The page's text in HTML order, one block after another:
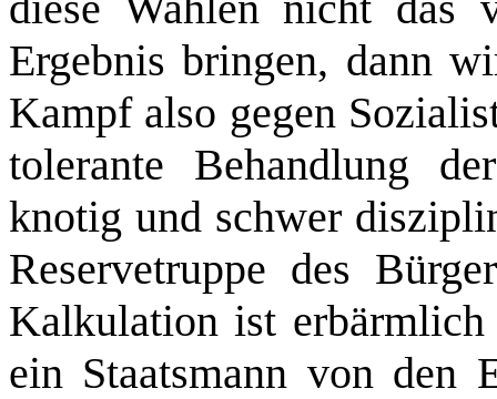
Ergebnis bringen, dann
Kampf also gegen
tolerante Behandlung
knotig und schwer
Reservetruppe des
Kalkulation ist erbärmlich
ein Staatsmann von den